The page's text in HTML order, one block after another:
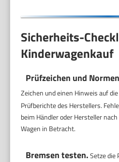
Sicherheits-
Kinderwagenkauf
Prüfzeichen und
Zeichen und einen Hinweis auf die
Prüfberichte des Herstellers.
beim Händler oder Hersteller
Wagen in Betracht.
Bremsen testen.Setze die